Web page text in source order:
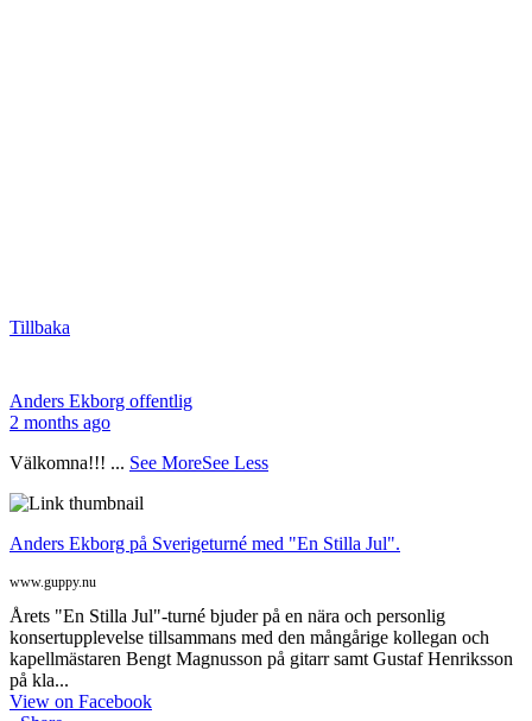
Tillbaka
Anders Ekborg offentlig
2 months ago
Välkomna!!! ... See MoreSee Less
Anders Ekborg på Sverigeturné med "En Stilla Jul".
www.guppy.nu
Årets "En Stilla Jul"-turné bjuder på en nära och personlig
konsertupplevelse tillsammans med den mångårige kollegan och
kapellmästaren Bengt Magnusson på gitarr samt Gustaf Henriksson
på kla...
View on Facebook